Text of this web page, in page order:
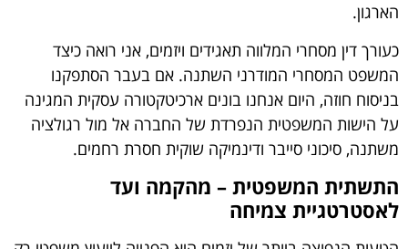
הארגון.
כעורך דין מסחרי המלווה תאגידים ויזמים, אני רואה כיצד
המשפט המסחרי המודרני השתנה. אם בעבר הסתפקנו
בניסוח חוזה, היום אנחנו בונים ארכיטקטורה עסקית המגינה
על הישות המשפטית הנפרדת של החברה אל מול רגולציה
משתנה, סיכוני סייבר ודינמיקה שוקית חסרת רחמים.
התשתית המשפטית – מהקמה ועד
לאסטרטגיית צמיחה